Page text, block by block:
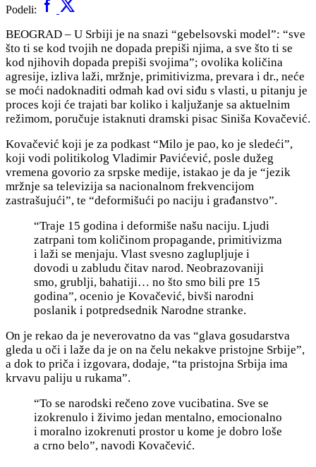
Podeli:
BEOGRAD – U Srbiji je na snazi “gebelsovski model”: “sve
što ti se kod tvojih ne dopada prepiši njima, a sve što ti se
kod njihovih dopada prepiši svojima”; ovolika količina
agresije, izliva laži, mržnje, primitivizma, prevara i dr., neće
se moći nadoknaditi odmah kad ovi siđu s vlasti, u pitanju je
proces koji će trajati bar koliko i kaljužanje sa aktuelnim
režimom, poručuje istaknuti dramski pisac Siniša Kovačević.
Kovačević koji je za podkast “Milo je pao, ko je sledeći”,
koji vodi politikolog Vladimir Pavićević, posle dužeg
vremena govorio za srpske medije, istakao je da je “jezik
mržnje sa televizija sa nacionalnom frekvencijom
zastrašujući”, te “deformišući po naciju i građanstvo”.
“Traje 15 godina i deformiše našu naciju. Ljudi
zatrpani tom količinom propagande, primitivizma
i laži se menjaju. Vlast svesno zaglupljuje i
dovodi u zabludu čitav narod. Neobrazovaniji
smo, grublji, bahatiji… no što smo bili pre 15
godina”, ocenio je Kovačević, bivši narodni
poslanik i potpredsednik Narodne stranke.
On je rekao da je neverovatno da vas “glava gosudarstva
gleda u oči i laže da je on na čelu nekakve pristojne Srbije”,
a dok to priča i izgovara, dodaje, “ta pristojna Srbija ima
krvavu paliju u rukama”.
“To se narodski rečeno zove vucibatina. Sve se
izokrenulo i živimo jedan mentalno, emocionalno
i moralno izokrenuti prostor u kome je dobro loše
a crno belo”, navodi Kovačević.